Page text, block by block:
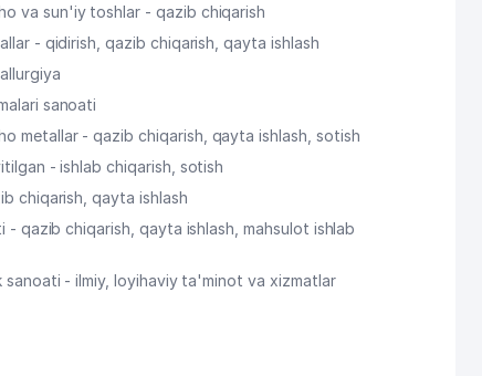
va sun'iy toshlar - qazib chiqarish
- qidirish, qazib chiqarish, qayta ishlash
sanoati
metallar - qazib chiqarish, qayta ishlash, sotish
- ishlab chiqarish, sotish
chiqarish, qayta ishlash
- qazib chiqarish, qayta ishlash, mahsulot ishlab
sanoati - ilmiy, loyihaviy ta'minot va xizmatlar